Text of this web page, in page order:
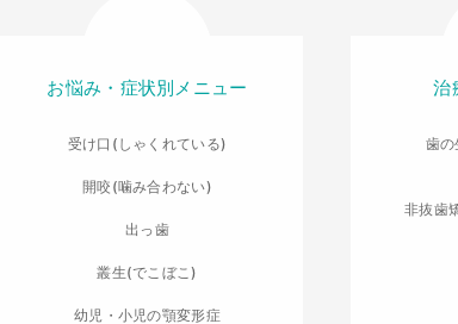
お悩み・症状別メニュー
受け口(しゃくれている)
開咬(噛み合わない)
出っ歯
叢生(でこぼこ)
幼児・小児の顎変形症
治
歯の
非抜歯